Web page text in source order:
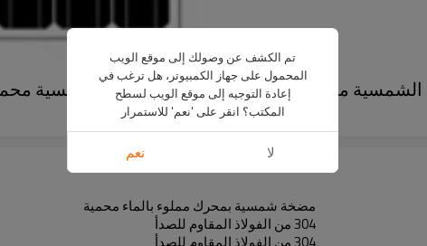
4DFS8.1-133-1800
مضخة شمسية بمحرك مملوء بالماء محمية
304 من الفولاذ المقاوم للصدأ
تم الكشف عن وصولك إلى موقع الويب
المحمول على جهاز الكمبيوتر، هل ترغب في
إعادة التوجيه إلى موقع الويب لسطح
المكتب؟ انقر على 'نعم' للاستمرار
لا نعم